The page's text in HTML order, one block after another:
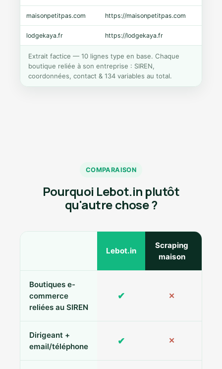
maisonpetitpas.com https://maisonpetitpas.com
lodgekaya.fr https://lodgekaya.fr
Extrait factice — 10 lignes type en base. Chaque
boutique reliée à son entreprise : SIREN,
coordonnées, contact & 134 variables au total.
COMPARAISON
Pourquoi Lebot.in plutôt
qu'autre chose ?
Lebot.in
Scraping
maison
Boutiques e-
commerce
reliées au SIREN
✔ ✕
Dirigeant +
email/téléphone
✔ ✕